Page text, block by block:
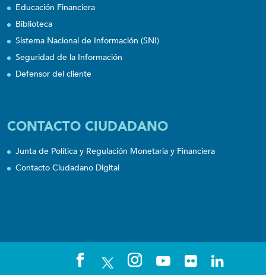
Educación Financiera
Biblioteca
Sistema Nacional de Información (SNI)
Seguridad de la Información
Defensor del cliente
CONTACTO CIUDADANO
Junta de Política y Regulación Monetaria y Financiera
Contacto Ciudadano Digital